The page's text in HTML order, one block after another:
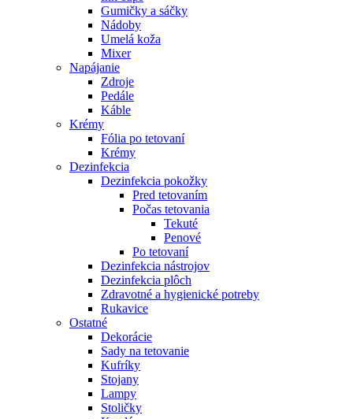
Gumičky a sáčky
Nádoby
Umelá koža
Mixer
Napájanie
Zdroje
Pedále
Káble
Krémy
Fólia po tetovaní
Krémy
Dezinfekcia
Dezinfekcia pokožky
Pred tetovaním
Počas tetovania
Tekuté
Penové
Po tetovaní
Dezinfekcia nástrojov
Dezinfekcia plôch
Zdravotné a hygienické potreby
Rukavice
Ostatné
Dekorácie
Sady na tetovanie
Kufríky
Stojany
Lampy
Stoličky